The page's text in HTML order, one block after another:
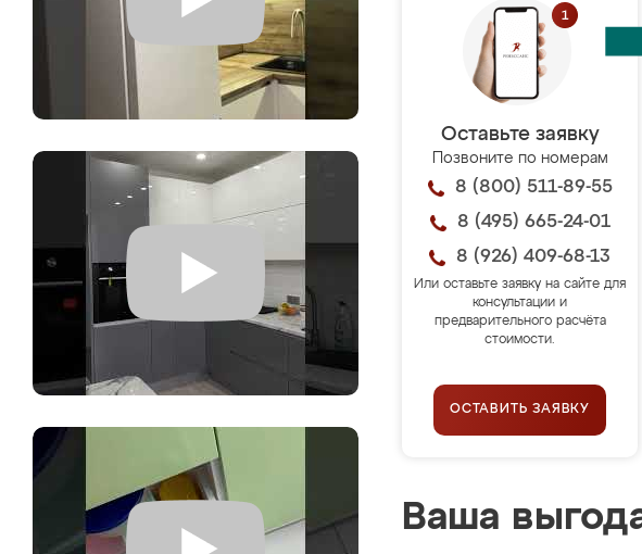
Оставьте заявку
Позвоните по номерам
8 (800) 511-89-55
8 (495) 665-24-01
8 (926) 409-68-13
Или оставьте заявку на сайте для
консультации и
предварительного расчёта
стоимости.
ОСТАВИТЬ ЗАЯВКУ
Ваша